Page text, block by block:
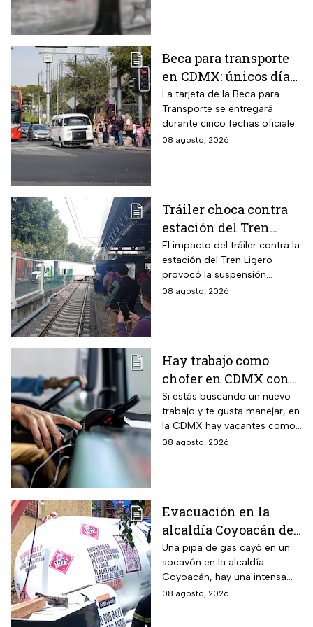
Beca para transporte
en CDMX: únicos días
para recoger la tarjeta
si te atrasaste
La tarjeta de la Beca para
Transporte se entregará
durante cinco fechas oficiales
en la CDMX; estos son los
08 agosto, 2026
Tráiler choca contra
estación del Tren
Ligero en CDMX
El impacto del tráiler contra la
estación del Tren Ligero
provocó la suspensión
momentánea del servicio
08 agosto, 2026
Hay trabajo como
chofer en CDMX con
sueldo de 13 mil 500
pesos; requisitos para
aplicar
Si estás buscando un nuevo
trabajo y te gusta manejar, en
la CDMX hay vacantes como
chofer y aquí te decimos
08 agosto, 2026
Evacuación en la
alcaldía Coyoacán de
CDMX tras caída de
una pipa en un
socavón
Una pipa de gas cayó en un
socavón en la alcaldía
Coyoacán, hay una intensa
movilización de servicios de
08 agosto, 2026